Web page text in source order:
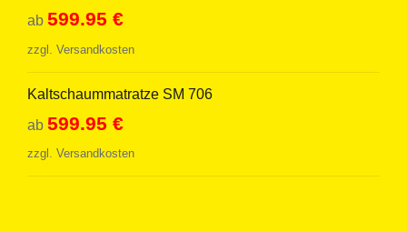
ab 599.95 €
zzgl. Versandkosten
Kaltschaummatratze SM 706
ab 599.95 €
zzgl. Versandkosten